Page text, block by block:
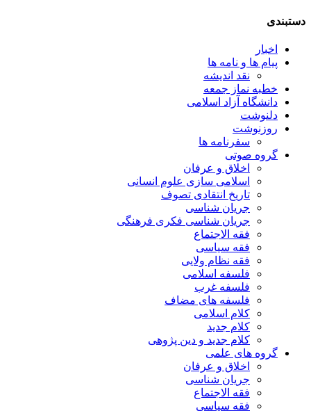
دستبندی
اخبار
پیام ها و نامه ها
نقد اندیشه
خطبه نماز جمعه
دانشگاه آزاد اسلامی
دلنوشت
روزنوشت
سفرنامه ها
گروه صوتی
اخلاق و عرفان
اسلامی سازی علوم انسانی
تاریخ انتقادی تصوف
جریان شناسی
جریان شناسی فکری فرهنگی
فقه الاجتماع
فقه سیاسی
فقه نظام ولایی
فلسفه اسلامی
فلسفه غرب
فلسفه های مضاف
کلام اسلامی
کلام جدید
کلام جدید و دین پژوهی
گروه های علمی
اخلاق و عرفان
جریان شناسی
فقه الاجتماع
فقه سیاسی